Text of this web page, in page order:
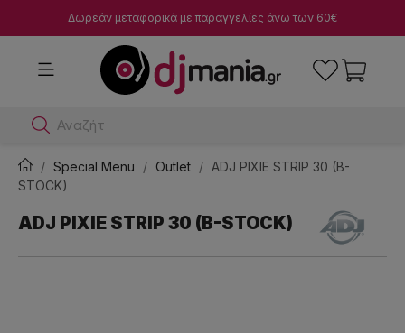
Δωρεάν μεταφορικά με παραγγελίες άνω των 60€
Αναζήτησε dj μ
Special Menu Outlet
ADJ PIXIE STRIP 30 (B-
STOCK)
ADJ PIXIE STRIP 30 (B-STOCK)